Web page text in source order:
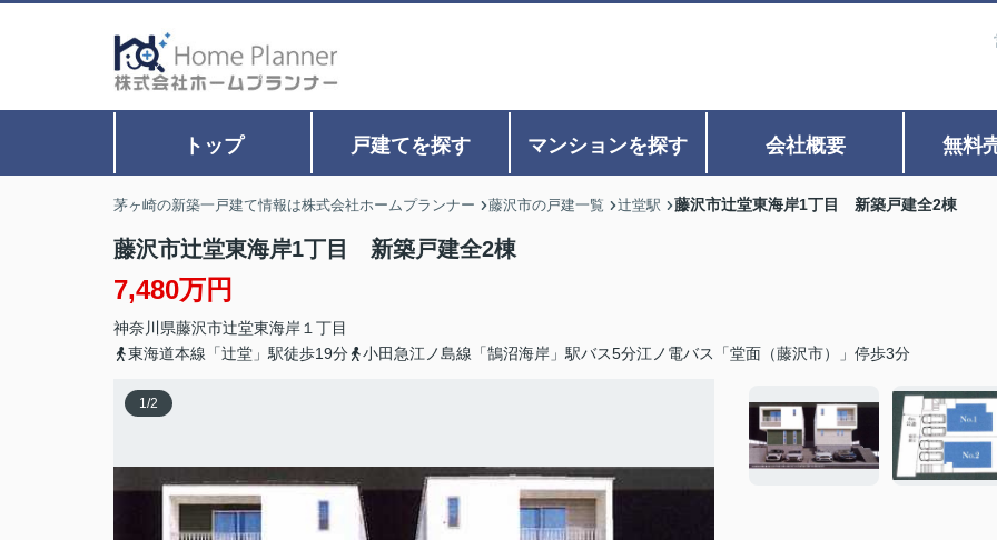
トップ 戸建てを探す マンションを探す 会社概要 無料
茅ヶ崎の新築一戸建て情報は株式会社ホームプランナー 藤沢市の戸建一覧 辻堂駅 藤沢市辻堂東海岸1丁目 新築戸建全2棟
藤沢市辻堂東海岸1丁目 新築戸建全2棟
7,480万円
神奈川県藤沢市辻堂東海岸 １丁目
東海道本線「辻堂」駅徒歩19分
小田急江ノ島線「鵠沼海岸」駅バス5分江ノ電バス「堂面（藤沢市）」停歩3分
1/2